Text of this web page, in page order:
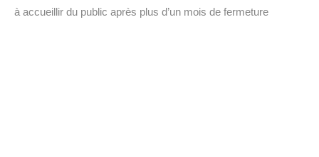
à accueillir du public après plus d’un mois de fermeture